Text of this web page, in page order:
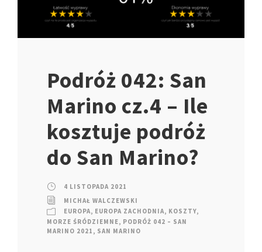
Podróż 042: San
Marino cz.4 – Ile
kosztuje podróż
do San Marino?
4 LISTOPADA 2021
MICHAŁ WALCZEWSKI
EUROPA, EUROPA ZACHODNIA, KOSZTY,
MORZE ŚRÓDZIEMNE, PODRÓŻ 042 – SAN
MARINO 2021 , SAN MARINO